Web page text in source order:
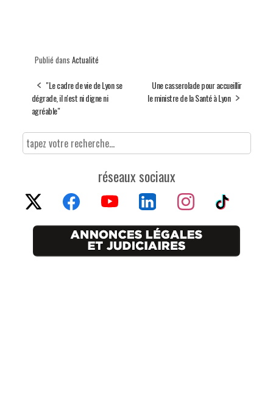
Publié dans Actualité
"Le cadre de vie de Lyon se
dégrade, il n'est ni digne ni
agréable"
Une casserolade pour accueillir
le ministre de la Santé à Lyon
réseaux sociaux